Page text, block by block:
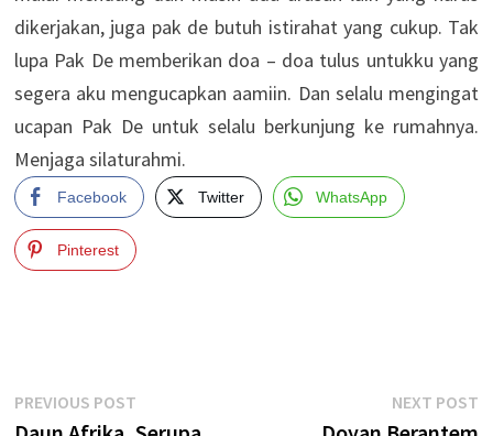
dikerjakan, juga pak de butuh istirahat yang cukup. Tak
lupa Pak De memberikan doa – doa tulus untukku yang
segera aku mengucapkan aamiin. Dan selalu mengingat
ucapan Pak De untuk selalu berkunjung ke rumahnya.
Menjaga silaturahmi.
Facebook Twitter WhatsApp
Pinterest
Post
PREVIOUS POSTPrevious
post:
NEXT POST